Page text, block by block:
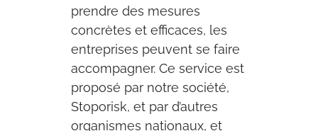
prendre des mesures
concrètes et efficaces, les
entreprises peuvent se faire
accompagner. Ce service est
proposé par notre société,
Stoporisk, et par d’autres
organismes nationaux, et